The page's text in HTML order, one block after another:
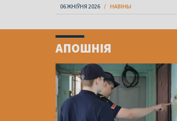
06 ЖНІЎНЯ 2026 НАВІНЫ
ofАПОШНІЯ